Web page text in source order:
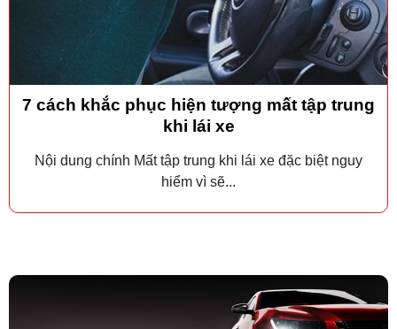
7 cách khắc phục hiện tượng mất tập trung
khi lái xe
Nội dung chính Mất tập trung khi lái xe đặc biệt nguy
hiểm vì sẽ...